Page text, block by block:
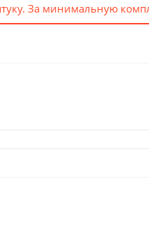
За минимальную